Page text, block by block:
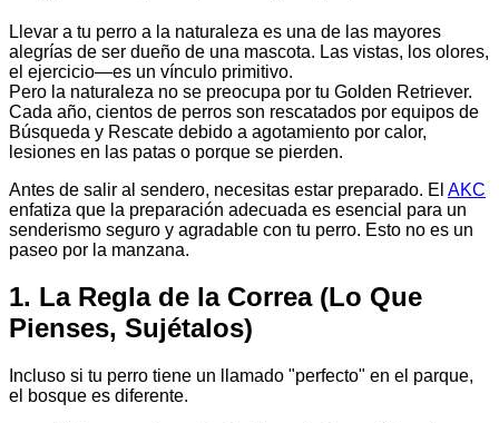
Llevar a tu perro a la naturaleza es una de las mayores
alegrías de ser dueño de una mascota. Las vistas, los olores,
el ejercicio—es un vínculo primitivo.
Pero la naturaleza no se preocupa por tu Golden Retriever.
Cada año, cientos de perros son rescatados por equipos de
Búsqueda y Rescate debido a agotamiento por calor,
lesiones en las patas o porque se pierden.
Antes de salir al sendero, necesitas estar preparado. El AKC
enfatiza que la preparación adecuada es esencial para un
senderismo seguro y agradable con tu perro. Esto no es un
paseo por la manzana.
1. La Regla de la Correa (Lo Que
Pienses, Sujétalos)
Incluso si tu perro tiene un llamado "perfecto" en el parque,
el bosque es diferente.